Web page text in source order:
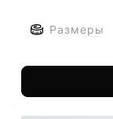
Размеры